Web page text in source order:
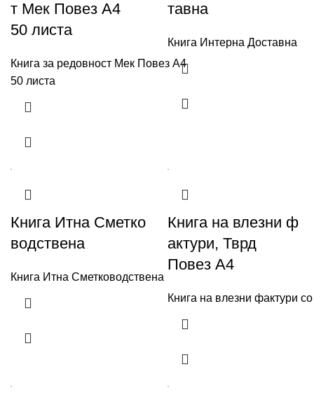
т Мек Повез А4
50 листа
Книга за редовност Мек Повез А4
50 листа
тавна
Книга Интерна Доставна
Книга Итна Сметко
водствена
Книга Итна Сметководствена
Книга на влезни ф
актури, Тврд
Повез А4
Книга на влезни фактури